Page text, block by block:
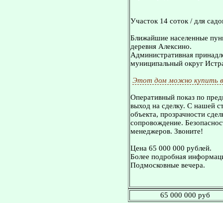
Участок 14 соток / для
Ближайшие населенные
деревня Алексино.
Административная
муниципальный округ
Этот дом можно купить
Оперативный показ по
выход на сделку. С нашей
объекта, прозрачности
сопровождение.
менеджеров. Звоните!
Цена 65 000 000 рублей.
Более подробная
Подмосковные вечера.
65 000 000 руб